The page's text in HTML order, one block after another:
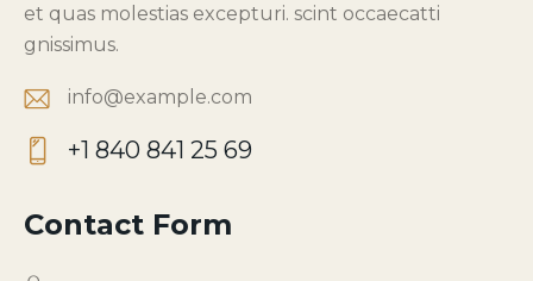
et quas molestias excepturi. scint occaecatti
gnissimus.
E-
m
info@example.com
ho
+1 840 841 25 69
Contact Form